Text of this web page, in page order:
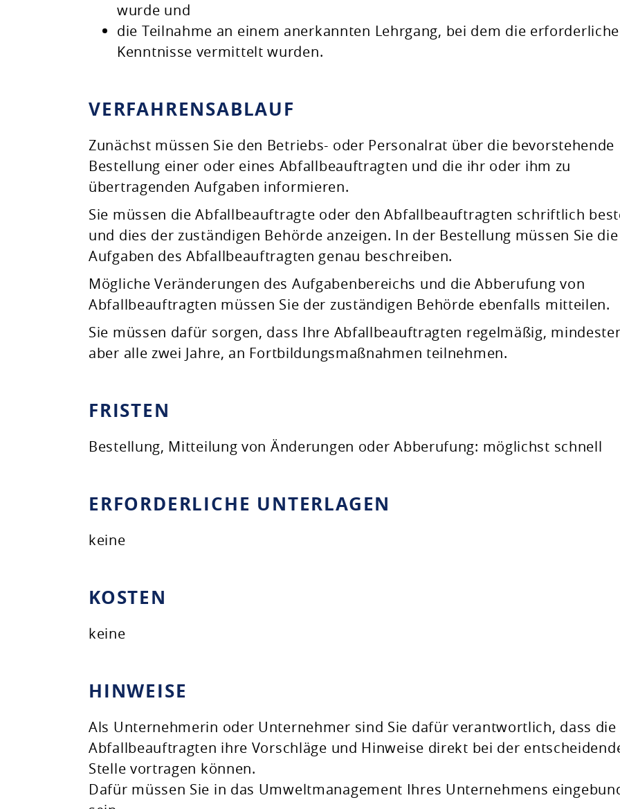
wurde und
die Teilnahme an einem anerkannten Lehrgang, bei dem die
Kenntnisse vermittelt wurden.
VERFAHRENSABLAUF
Zunächst müssen Sie den Betriebs- oder Personalrat über die bevorstehende
Bestellung einer oder eines Abfallbeauftragten und die ihr oder ihm zu
übertragenden Aufgaben informieren.
Sie müssen die Abfallbeauftragte oder den Abfallbeauftragten schriftlich
und dies der zuständigen Behörde anzeigen. In der Bestellung müssen Sie die
Aufgaben des Abfallbeauftragten genau beschreiben.
Mögliche Veränderungen des Aufgabenbereichs und die Abberufung von
Abfallbeauftragten müssen Sie der zuständigen Behörde ebenfalls mitteilen.
Sie müssen dafür sorgen, dass Ihre Abfallbeauftragten regelmäßig,
aber alle zwei Jahre, an Fortbildungsmaßnahmen teilnehmen.
FRISTEN
Bestellung, Mitteilung von Änderungen oder Abberufung: möglichst schnell
ERFORDERLICHE UNTERLAGEN
keine
KOSTEN
keine
HINWEISE
Als Unternehmerin oder Unternehmer sind Sie dafür verantwortlich, dass die
Abfallbeauftragten ihre Vorschläge und Hinweise direkt bei der
Stelle vortragen können.
Dafür müssen Sie in das Umweltmanagement Ihres Unternehmens